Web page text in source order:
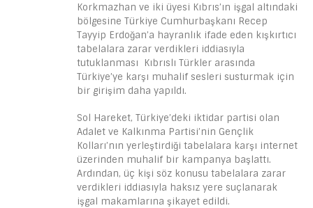
Korkmazhan ve iki üyesi Kıbrıs’ın işgal altındaki
bölgesine Türkiye Cumhurbaşkanı Recep
Tayyip Erdoğan’a hayranlık ifade eden kışkırtıcı
tabelalara zarar verdikleri iddiasıyla
tutuklanması Kıbrıslı Türkler arasında
Türkiye’ye karşı muhalif sesleri susturmak için
bir girişim daha yapıldı.
Sol Hareket, Türkiye’deki iktidar partisi olan
Adalet ve Kalkınma Partisi’nin Gençlik
Kolları’nın yerleştirdiği tabelalara karşı internet
üzerinden muhalif bir kampanya başlattı.
Ardından, üç kişi söz konusu tabelalara zarar
verdikleri iddiasıyla haksız yere suçlanarak
işgal makamlarına şikayet edildi.